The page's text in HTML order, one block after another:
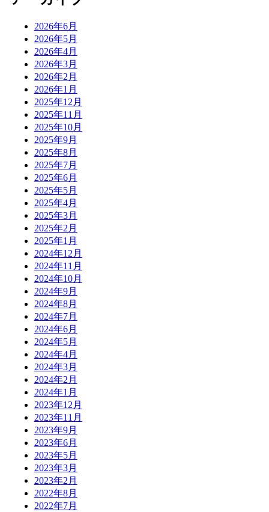
2026年6月
2026年5月
2026年4月
2026年3月
2026年2月
2026年1月
2025年12月
2025年11月
2025年10月
2025年9月
2025年8月
2025年7月
2025年6月
2025年5月
2025年4月
2025年3月
2025年2月
2025年1月
2024年12月
2024年11月
2024年10月
2024年9月
2024年8月
2024年7月
2024年6月
2024年5月
2024年4月
2024年3月
2024年2月
2024年1月
2023年12月
2023年11月
2023年9月
2023年6月
2023年5月
2023年3月
2023年2月
2022年8月
2022年7月